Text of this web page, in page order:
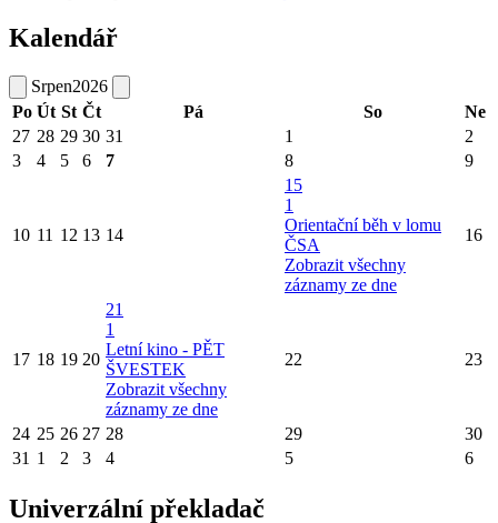
Kalendář
Srpen2026
Po Út St Čt Pá So
Ne
27 28 29 30 31 1
2
3
4 5 6 7 8 9
10 11 12 13 14
15
1
Orientační běh v lomu
ČSA
Zobrazit všechny
záznamy ze dne
16
17 18 19 20
21
1
Letní kino - PĚT
ŠVESTEK
Zobrazit všechny
záznamy ze dne
22 23
24 25 26 27 28 29
30
31 1 2 3 4 5 6
Univerzální překladač